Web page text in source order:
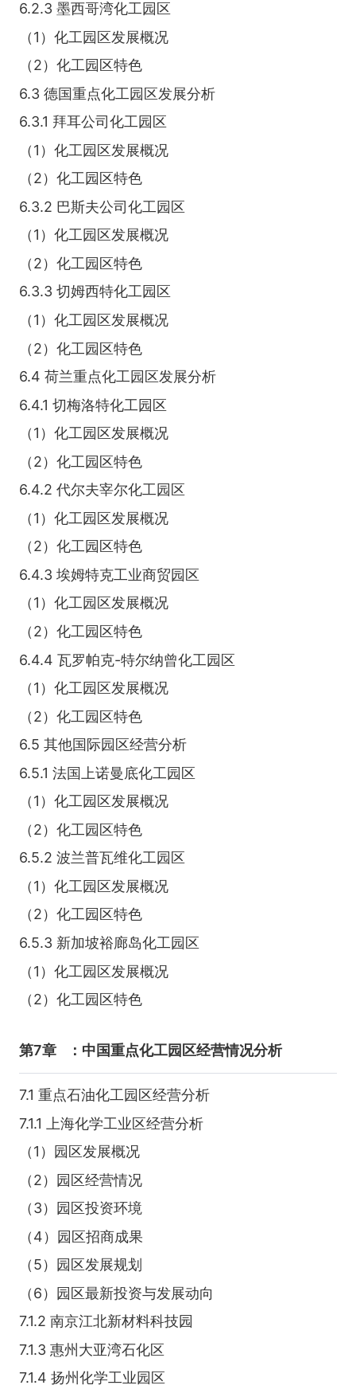
6.2.3 墨西哥湾化工园区
（1）化工园区发展概况
（2）化工园区特色
6.3 德国重点化工园区发展分析
6.3.1 拜耳公司化工园区
（1）化工园区发展概况
（2）化工园区特色
6.3.2 巴斯夫公司化工园区
（1）化工园区发展概况
（2）化工园区特色
6.3.3 切姆西特化工园区
（1）化工园区发展概况
（2）化工园区特色
6.4 荷兰重点化工园区发展分析
6.4.1 切梅洛特化工园区
（1）化工园区发展概况
（2）化工园区特色
6.4.2 代尔夫宰尔化工园区
（1）化工园区发展概况
（2）化工园区特色
6.4.3 埃姆特克工业商贸园区
（1）化工园区发展概况
（2）化工园区特色
6.4.4 瓦罗帕克-特尔纳曾化工园区
（1）化工园区发展概况
（2）化工园区特色
6.5 其他国际园区经营分析
6.5.1 法国上诺曼底化工园区
（1）化工园区发展概况
（2）化工园区特色
6.5.2 波兰普瓦维化工园区
（1）化工园区发展概况
（2）化工园区特色
6.5.3 新加坡裕廊岛化工园区
（1）化工园区发展概况
（2）化工园区特色
第7章 ：中国重点化工园区经营情况分析
7.1 重点石油化工园区经营分析
7.1.1 上海化学工业区经营分析
（1）园区发展概况
（2）园区经营情况
（3）园区投资环境
（4）园区招商成果
（5）园区发展规划
（6）园区最新投资与发展动向
7.1.2 南京江北新材料科技园
7.1.3 惠州大亚湾石化区
7.1.4 扬州化学工业园区